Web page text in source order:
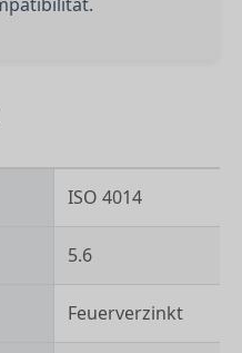
ISO 4014
5.6
Feuerverzinkt